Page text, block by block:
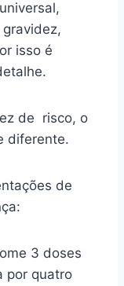
isso é
de risco, o
diferente.
de
3 doses
por quatro